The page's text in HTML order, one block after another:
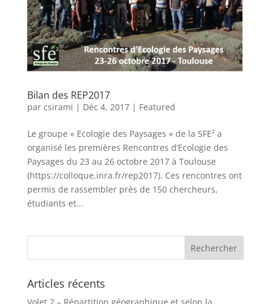
Bilan des REP2017
par csirami | Déc 4, 2017| Featured
Le groupe « Ecologie des Paysages » de la SFE² a
organisé les premières Rencontres d’Ecologie des
Paysages du 23 au 26 octobre 2017 à Toulouse
(https://colloque.inra.fr/rep2017). Ces rencontres ont
permis de rassembler près de 150 chercheurs,
étudiants et...
Articles récents